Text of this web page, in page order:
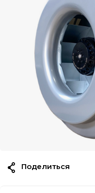
Поделиться